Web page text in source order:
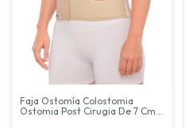
Faja Ostomía Colostomia
Ostomia Post Cirugia De 7 Cm